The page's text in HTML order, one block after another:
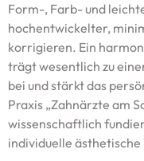
Form-, Farb- und
hochentwickelter,
korrigieren. Ein
trägt wesentlich zu
bei und stärkt das
Praxis „Zahnärzte am
wissenschaftlich
individuelle